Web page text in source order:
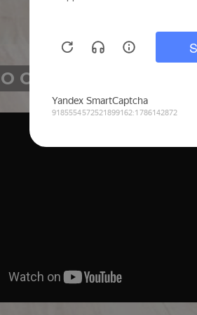
О ТОВАРЕ